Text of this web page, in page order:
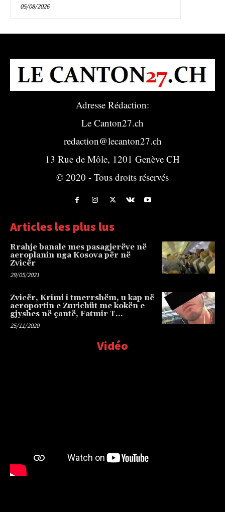
05/08/2026
Adresse Rédaction:
Le Canton27.ch
redaction@lecanton27.ch
13 Rue de Môle, 1201 Genève CH
© 2020 - Tous droits réservés
Articles les plus lus
Rrahje banale mes pasagjerëve në
aeroplanin nga Kosova për në
Zvicër
29/05/2021
Zvicër, Krimi i tmerrshëm, u kap në
aeroportin e Zurichüt me kokën e
gjyshes në çantë, Fatmir T…
25/11/2020
Vidéo